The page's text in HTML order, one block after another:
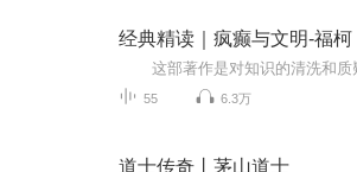
经典精读｜疯癫与文明-福柯
55 6.3万
道士传奇丨茅山道士